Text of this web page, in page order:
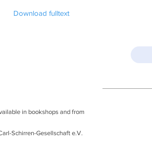
Download fulltext
in bookshops and from
Schirren-Gesellschaft e.V.